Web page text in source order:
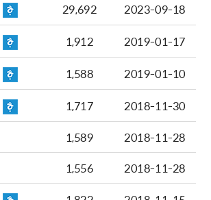
29,692
2023-09-18
1,912
2019-01-17
1,588
2019-01-10
1,717
2018-11-30
1,589
2018-11-28
1,556
2018-11-28